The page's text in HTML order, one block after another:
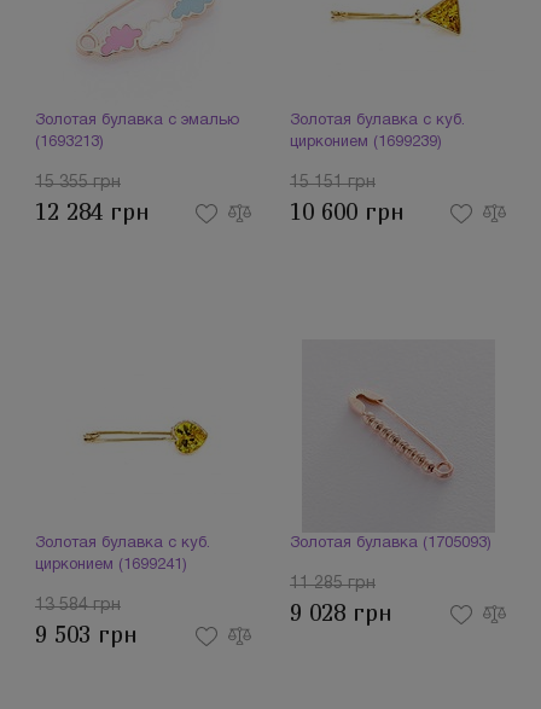
Золотая булавка с эмалью
(1693213)
15 355 грн
12 284 грн
Золотая булавка с куб.
цирконием (1699239)
15 151 грн
10 600 грн
Золотая булавка с куб.
цирконием (1699241)
13 584 грн
9 503 грн
Золотая булавка (1705093)
11 285 грн
9 028 грн